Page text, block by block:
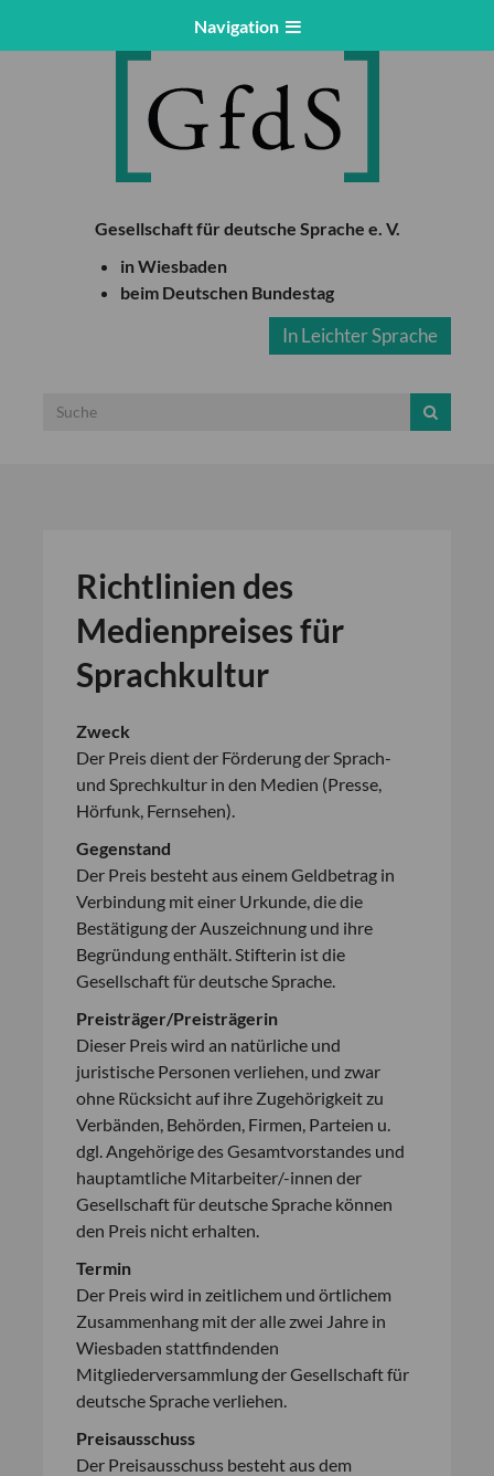
Navigation
Gesellschaft für deutsche Sprache e. V.
in Wiesbaden
beim Deutschen Bundestag
In Leichter Sprache
Richtlinien des
Medienpreises für
Sprachkultur
Zweck
Der Preis dient der Förderung der Sprach-
und Sprechkultur in den Medien (Presse,
Hörfunk, Fernsehen).
Gegenstand
Der Preis besteht aus einem Geldbetrag in
Verbindung mit einer Urkunde, die die
Bestätigung der Auszeichnung und ihre
Begründung enthält. Stifterin ist die
Gesellschaft für deutsche Sprache.
Preisträger/Preisträgerin
Dieser Preis wird an natürliche und
juristische Personen verliehen, und zwar
ohne Rücksicht auf ihre Zugehörigkeit zu
Verbänden, Behörden, Firmen, Parteien u.
dgl. Angehörige des Gesamtvorstandes und
hauptamtliche Mitarbeiter/-innen der
Gesellschaft für deutsche Sprache können
den Preis nicht erhalten.
Termin
Der Preis wird in zeitlichem und örtlichem
Zusammenhang mit der alle zwei Jahre in
Wiesbaden stattfindenden
Mitgliederversammlung der Gesellschaft für
deutsche Sprache verliehen.
Preisausschuss
Der Preisausschuss besteht aus dem